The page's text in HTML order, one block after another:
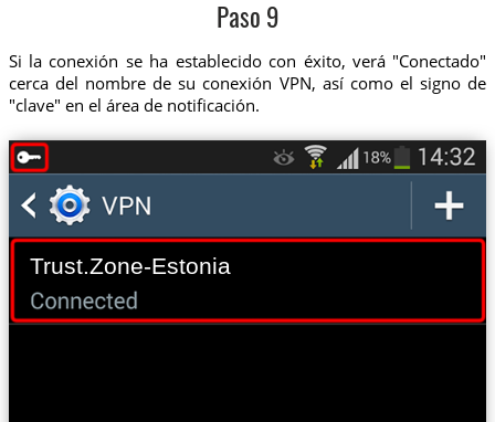
Paso 9
Si la conexión se ha establecido con éxito, verá "Conectado"
cerca del nombre de su conexión VPN, así como el signo de
"clave" en el área de notificación.
Trust.Zone-Estonia